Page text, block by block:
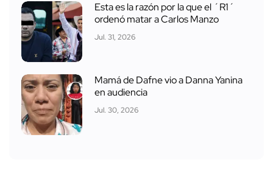
Esta es la razón por la que el ´R1´
ordenó matar a Carlos Manzo
Jul. 31, 2026
Mamá de Dafne vio a Danna Yanina
en audiencia
Jul. 30, 2026